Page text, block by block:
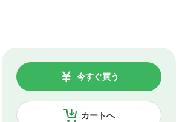
カートへ
今すぐ買う